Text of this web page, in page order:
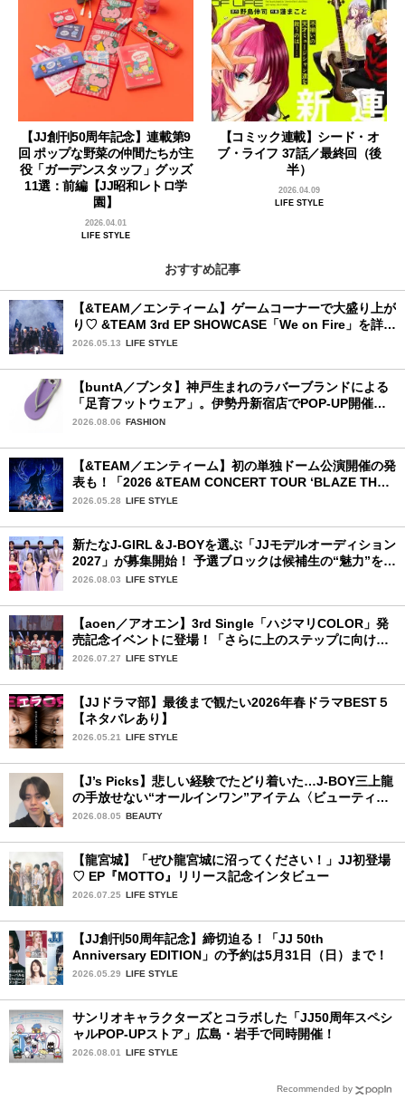
【JJ創刊50周年記念】連載第9
回 ポップな野菜の仲間たちが主
役「ガーデンスタッフ」グッズ
11選：前編【JJ昭和レトロ学
園】
2026.04.01
LIFE STYLE
【コミック連載】シード・オ
ブ・ライフ 37話／最終回（後
半）
2026.04.09
LIFE STYLE
おすすめ記事
【&TEAM／エンティーム】ゲームコーナーで大盛り上が
り♡ &TEAM 3rd EP SHOWCASE「We on Fire」を詳細
レポート【後編】
2026.05.13 LIFE STYLE
【buntA／ブンタ】神戸生まれのラバーブランドによる
「足育フットウェア」。伊勢丹新宿店でPOP-UP開催
中！
2026.08.06 FASHION
【&TEAM／エンティーム】初の単独ドーム公演開催の発
表も！「2026 &TEAM CONCERT TOUR ‘BLAZE THE
WAY’」神奈川公演初日レポ
2026.05.28 LIFE STYLE
新たなJ-GIRL＆J-BOYを選ぶ「JJモデルオーディション
2027」が募集開始！ 予選ブロックは候補生の“魅力”を重
視した「新システム」に変わります
2026.08.03 LIFE STYLE
【aoen／アオエン】3rd Single「ハジマリCOLOR」発
売記念イベントに登場！「さらに上のステップに向けた
新たなハジマリになるように」と爽やかな笑顔で意気込
2026.07.27 LIFE STYLE
【JJドラマ部】最後まで観たい2026年春ドラマBEST５
【ネタバレあり】
2026.05.21 LIFE STYLE
【J’s Picks】悲しい経験でたどり着いた…J-BOY三上龍
の手放せない“オールインワン”アイテム〈ビューティ＆
ファッション夏の必需品〉
2026.08.05 BEAUTY
【龍宮城】「ぜひ龍宮城に沼ってください！」JJ初登場
♡ EP『MOTTO』リリース記念インタビュー
2026.07.25 LIFE STYLE
【JJ創刊50周年記念】締切迫る！「JJ 50th
Anniversary EDITION」の予約は5月31日（日）まで！
2026.05.29 LIFE STYLE
サンリオキャラクターズとコラボした「JJ50周年スペシ
ャルPOP-UPストア」広島・岩手で同時開催！
2026.08.01 LIFE STYLE
Recommended by